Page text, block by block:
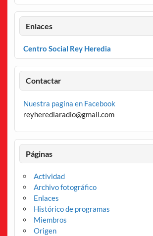
Enlaces
Centro Social Rey Heredia
Contactar
Nuestra pagina en Facebook
reyherediaradio@gmail.com
Páginas
Actividad
Archivo fotográfico
Enlaces
Histórico de programas
Miembros
Origen